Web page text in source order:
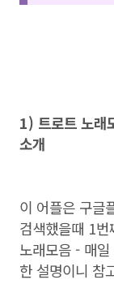
1) 트로트 노래
소개
이 어플은 구글
검색했을때 1
노래모음 - 매
한 설명이니 참